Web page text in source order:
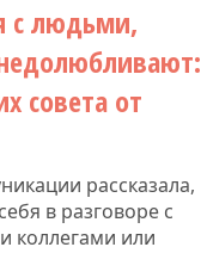
с людьми,
совета от
рассказала,
в разговоре с
коллегами или